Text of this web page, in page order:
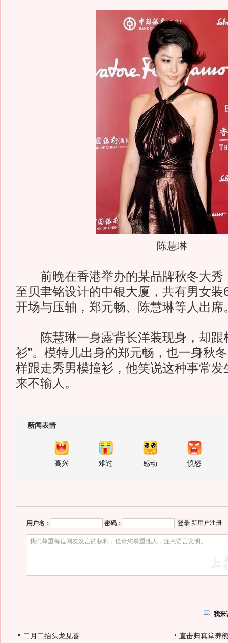
陈慧琳
前晚在香港举办的某品牌秋冬大秀
至贝聿铭设计的中银大厦，共有男女装
开场与压轴，郑元畅、陈慧琳等人出席
陈慧琳一身露背长洋装现身，却跟
衫”。模特儿出身的郑元畅，也一身秋
样跟走秀男模撞衫，他笑说这种事常发
来不输人。
新闻表情
高兴 难过 感动 愤怒
用户名： 密码： 新用户注册
我来
二月二抬头龙见喜 直击归真堂养